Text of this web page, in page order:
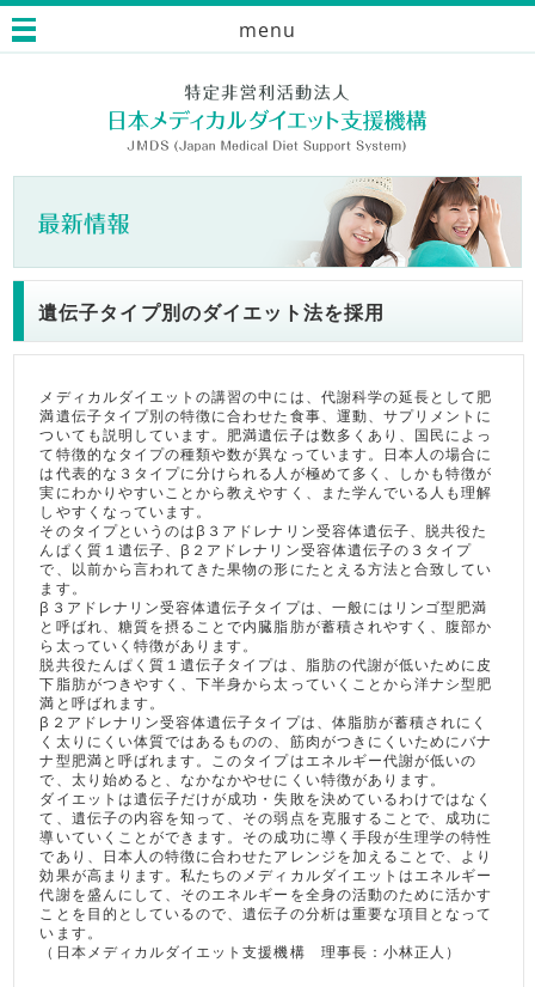
menu
遺伝子タイプ別のダイエット法を採用
メディカルダイエットの講習の中には、代謝科学の延長として肥
満遺伝子タイプ別の特徴に合わせた食事、運動、サプリメントに
ついても説明しています。肥満遺伝子は数多くあり、国民によっ
て特徴的なタイプの種類や数が異なっています。日本人の場合に
は代表的な３タイプに分けられる人が極めて多く、しかも特徴が
実にわかりやすいことから教えやすく、また学んでいる人も理解
しやすくなっています。
そのタイプというのはβ３アドレナリン受容体遺伝子、脱共役た
んぱく質１遺伝子、β２アドレナリン受容体遺伝子の３タイプ
で、以前から言われてきた果物の形にたとえる方法と合致してい
ます。
β３アドレナリン受容体遺伝子タイプは、一般にはリンゴ型肥満
と呼ばれ、糖質を摂ることで内臓脂肪が蓄積されやすく、腹部か
ら太っていく特徴があります。
脱共役たんぱく質１遺伝子タイプは、脂肪の代謝が低いために皮
下脂肪がつきやすく、下半身から太っていくことから洋ナシ型肥
満と呼ばれます。
β２アドレナリン受容体遺伝子タイプは、体脂肪が蓄積されにく
く太りにくい体質ではあるものの、筋肉がつきにくいためにバナ
ナ型肥満と呼ばれます。このタイプはエネルギー代謝が低いの
で、太り始めると、なかなかやせにくい特徴があります。
ダイエットは遺伝子だけが成功・失敗を決めているわけではなく
て、遺伝子の内容を知って、その弱点を克服することで、成功に
導いていくことができます。その成功に導く手段が生理学の特性
であり、日本人の特徴に合わせたアレンジを加えることで、より
効果が高まります。私たちのメディカルダイエットはエネルギー
代謝を盛んにして、そのエネルギーを全身の活動のために活かす
ことを目的としているので、遺伝子の分析は重要な項目となって
います。
（日本メディカルダイエット支援機構 理事長：小林正人）